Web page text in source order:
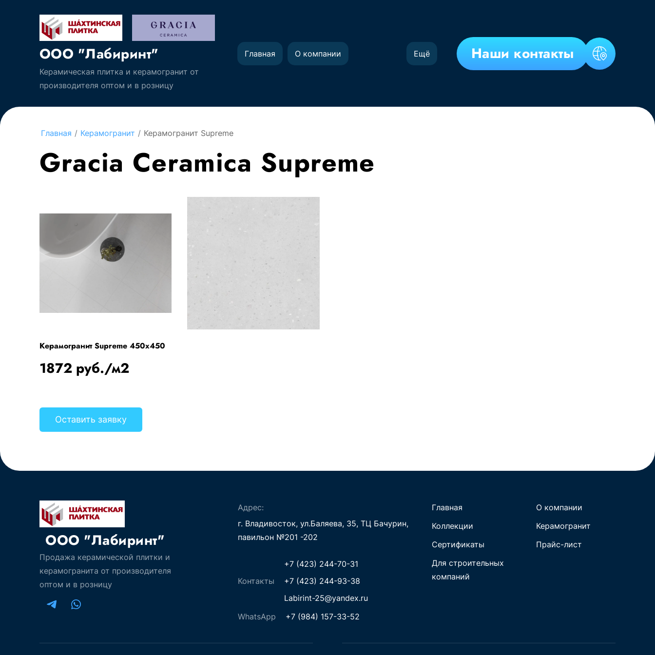
ООО "Лабиринт"
Керамическая плитка и керамогранит от
производителя оптом и в розницу
Главная О компании Ещё Наши контакты
Главная / Керамогранит / Керамогранит Supreme
Gracia Ceramica Supreme
Керамогранит Supreme 450x450
1872 руб./м2
Оставить заявку
ООО "Лабиринт"
Продажа керамической плитки и
керамогранита от производителя
оптом и в розницу
Адрес:
г. Владивосток, ул.Баляева, 35, ТЦ Бачурин,
павильон №201 -202
Контакты
+7 (423) 244-70-31
+7 (423) 244-93-38
Labirint-25@yandex.ru
WhatsApp
+7 (984) 157-33-52
Главная
О компании
Коллекции
Керамогранит
Сертификаты
Прайс-лист
Для строительных
компаний